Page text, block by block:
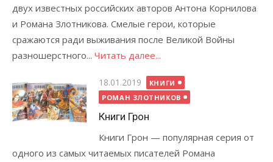
двух известных российских авторов Антона Корнилова
и Романа Злотникова. Смелые герои, которые
сражаются ради выживания после Великой Войны
разношерстного... Читать далее...
Опубликовано
18.01.2019
КНИГИ
РОМАН ЗЛОТНИКОВ
Книги Грон
Книги Грон — популярная серия от
одного из самых читаемых писателей Романа